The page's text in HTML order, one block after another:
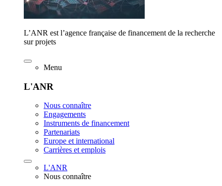
L’ANR est l’agence française de financement de la recherche
sur projets
Menu
L'ANR
Nous connaître
Engagements
Instruments de financement
Partenariats
Europe et international
Carrières et emplois
L'ANR
Nous connaître